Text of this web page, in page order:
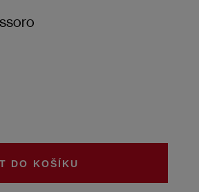
DO KOŠÍKU